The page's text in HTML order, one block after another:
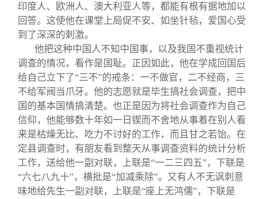
印度人、欧洲人、澳大利亚人等，都能有根有据地加以
回答。这使他在课堂上局促不安、如坐针毡，爱国心受
到了深深的刺激。
他把这种中国人不知中国事，以及我国不重视统计
调查的情况，看作是国耻。正因如此，他在学成回国后
给自己立下了“三不”的戒条：一不做官，二不经商，三
不给军阀当爪牙。他的志愿就是毕生搞社会调查，把中
国的基本国情搞清楚。也正是因为将社会调查作为自己
信仰，他能够数十年如一日锲而不舍地从事着在别人看
来是枯燥无比、吃力不讨好的工作，而且甘之若饴。在
定县调查时，有朋友看到整天从事调查资料的统计分析
工作，送给他一副对联，上联是“一二三四五”，下联是
“六七八九十”，横批是“加减乘除”。又有人不无讽刺意
味地给先生一副对联，上联是“座上无鸿儒”，下联是